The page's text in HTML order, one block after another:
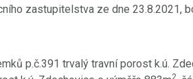
zastupitelstva ze dne 23.8.2021,
p.č.391 trvalý travní porost k.ú.
2